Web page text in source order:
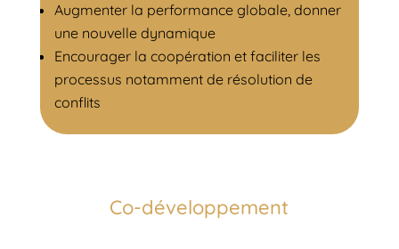
Augmenter la performance globale, donner
une nouvelle dynamique
Encourager la coopération et faciliter les
processus notamment de résolution de
conflits
Co-développement